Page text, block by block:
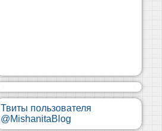
Твиты пользователя
@MishanitaBlog